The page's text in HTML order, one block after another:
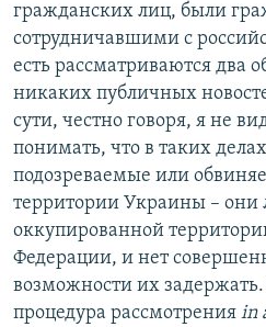
гражданских лиц, были
сотрудничавшими с
есть рассматриваются два
никаких публичных
сути, честно говоря, я не
понимать, что в таких
подозреваемые или
территории Украины – они
оккупированной
Федерации, и нет
возможности их задержать.
процедура рассмотрения in